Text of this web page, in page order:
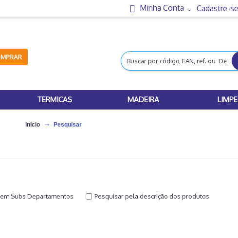
Minha Conta Cadastre-se
TERMICAS MADEIRA
Inicio Pesquisar
Subs Departamentos Pesquisar pela descrição dos produtos